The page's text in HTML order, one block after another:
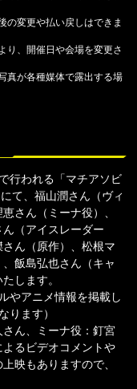
の変更や払い戻しはできま
り、開催日や会場を変更さ
真が各種媒体で露出する場
行われる「マチアソビ
て、福山潤さん（ヴィ
さん（ミーナ役）、
（アイスレーダー
ん（原作）、松根マ
飯島弘也さん（キャ
します。
やアニメ情報を掲載し
ります）
ん、ミーナ役：釘宮
るビデオコメントや
映もありますので、